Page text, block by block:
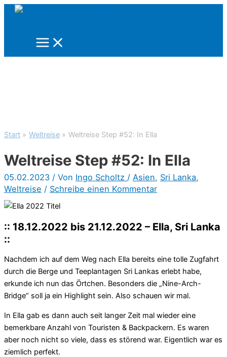
Zum
Start Weltreise Weltreise Step #52: In Ella
Weltreise Step #52: In Ella
05.02.2023 / Von Ingo Scholtz / Asien, Sri Lanka,
Weltreise / Schreibe einen Kommentar
:: 18.12.2022 bis 21.12.2022 – Ella, Sri Lanka
::
Nachdem ich auf dem Weg nach Ella bereits eine tolle Zugfahrt
durch die Berge und Teeplantagen Sri Lankas erlebt habe,
erkunde ich nun das Örtchen. Besonders die „Nine-Arch-
Bridge“ soll ja ein Highlight sein. Also schauen wir mal.
In Ella gab es dann auch seit langer Zeit mal wieder eine
bemerkbare Anzahl von Touristen & Backpackern. Es waren
aber noch nicht so viele, dass es störend war. Eigentlich war es
ziemlich perfekt.